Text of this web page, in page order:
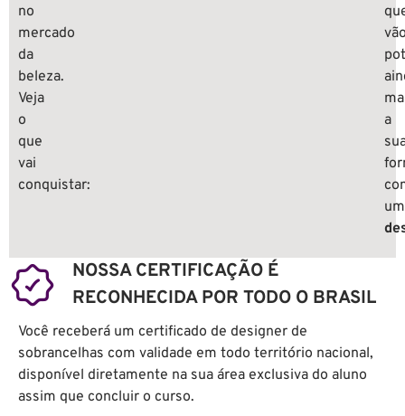
no
mercado
da
beleza.
Veja
o
que
vai
conquistar:
a
NOSSA CERTIFICAÇÃO É
RECONHECIDA POR TODO O BRASIL
Você receberá um certificado de designer de
sobrancelhas com validade em todo território nacional,
disponível diretamente na sua área exclusiva do aluno
assim que concluir o curso.